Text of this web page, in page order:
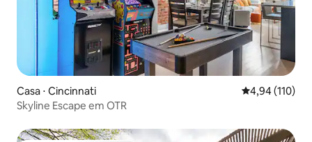
Casa ⋅ Cincinnati 4,94 de uma
4,94 (110)
Skyline Escape em OTR